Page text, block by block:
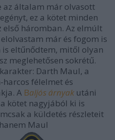
az általam már olvasott
ez a kötet minden
első háromban. Az elmúlt
már és fogom is
is eltűnődtem, mitől olyan
meglehetősen sokrétű.
Darth Maul, a
félelmet és
A Baljós árnyak utáni
kötet nagyjából ki is
a küldetés részleteit
Maul